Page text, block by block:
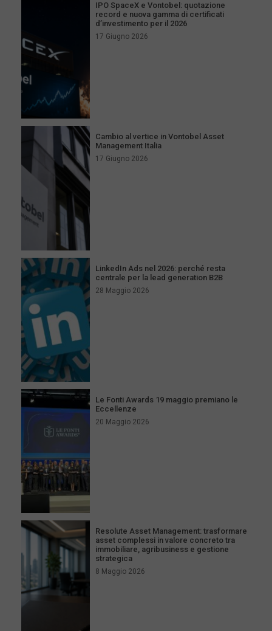
IPO SpaceX e Vontobel: quotazione
record e nuova gamma di certificati
d’investimento per il 2026
17 Giugno 2026
Cambio al vertice in Vontobel Asset
Management Italia
17 Giugno 2026
LinkedIn Ads nel 2026: perché resta
centrale per la lead generation B2B
28 Maggio 2026
Le Fonti Awards 19 maggio premiano le
Eccellenze
20 Maggio 2026
Resolute Asset Management: trasformare
asset complessi in valore concreto tra
immobiliare, agribusiness e gestione
strategica
8 Maggio 2026